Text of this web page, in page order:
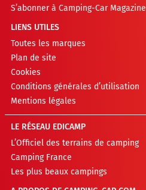
S’abonner à Camping-Car Magazine
LIENS UTILES
Toutes les marques
Plan de site
Cookies
Conditions générales d’utilisation
Mentions légales
LE RÉSEAU EDICAMP
L’Officiel des terrains de camping
Camping France
Les plus beaux campings